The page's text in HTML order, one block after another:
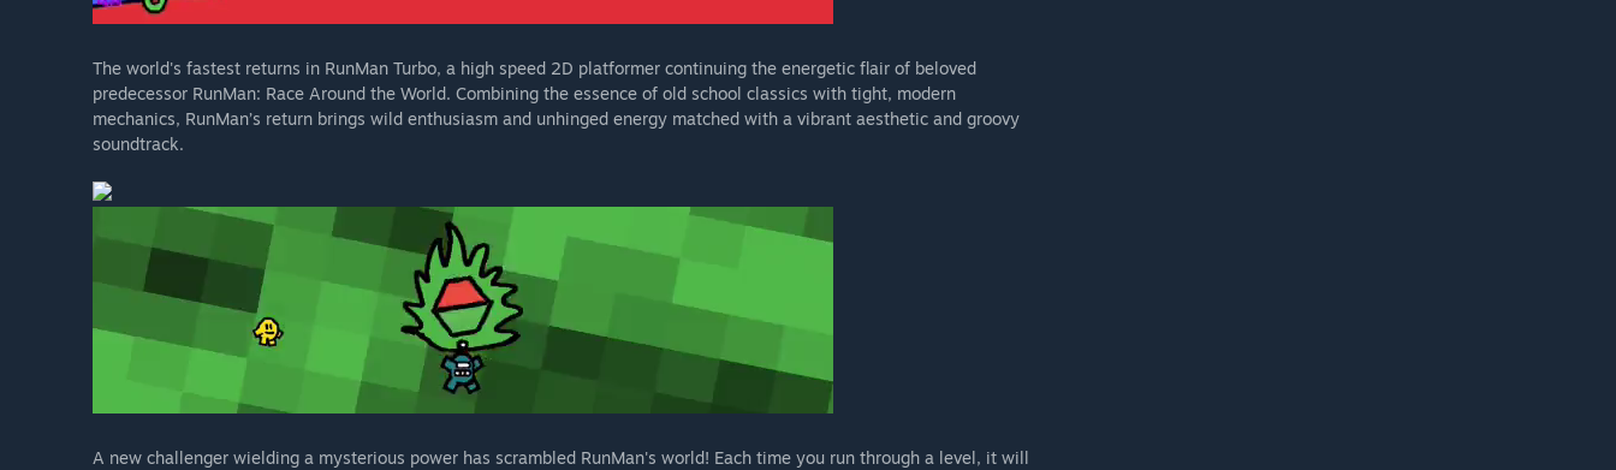
The world's fastest returns in RunMan Turbo, a high speed 2D platformer continuing the energetic flair of beloved
predecessor RunMan: Race Around the World. Combining the essence of old school classics with tight, modern
mechanics, RunMan’s return brings wild enthusiasm and unhinged energy matched with a vibrant aesthetic and groovy
soundtrack.
A new challenger wielding a mysterious power has scrambled RunMan's world! Each time you run through a level, it will